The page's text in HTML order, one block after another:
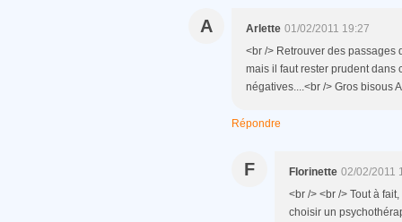
A Arlette 01/02/2011 19:27
<br /> Retrouver des passages
mais il faut rester prudent dans
négatives....<br /> Gros bisous
Répondre
F Florinette 02/02/2011
<br /> <br /> Tout à
choisir un